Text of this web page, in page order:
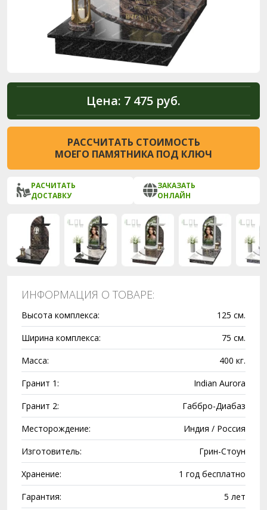
Цена: 7 475 руб.
РАССЧИТАТЬ СТОИМОСТЬ
МОЕГО ПАМЯТНИКА ПОД КЛЮЧ
РАСЧИТАТЬ
ДОСТАВКУ
ЗАКАЗАТЬ
ОНЛАЙН
ИНФОРМАЦИЯ О ТОВАРЕ:
Высота комплекса:
125 см.
Ширина комплекса:
75 см.
Масса:
400 кг.
Гранит 1:
Indian Aurora
Гранит 2:
Габбро-Диабаз
Месторождение:
Индия / Россия
Изготовитель:
Грин-Стоун
Хранение:
1 год бесплатно
Гарантия:
5 лет